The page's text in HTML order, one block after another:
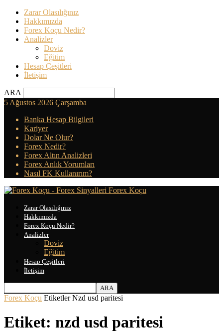
Zarar Olasılığınız
Hakkımızda
Forex Koçu Nedir?
Analizler
Doviz
Eğitim
Hesap Çeşitleri
İletişim
ARA
5 Ağustos 2026 Çarşamba
Banka Hesap Bilgileri
Kariyer
Dolar Ne Olur?
Forex Nedir?
Forex Altın Analizleri
Forex Anlık Yorumları
Nasıl FK Kullanırım?
Forex Koçu
Zarar Olasılığınız
Hakkımızda
Forex Koçu Nedir?
Analizler
Doviz
Eğitim
Hesap Çeşitleri
İletişim
Forex Koçu Etiketler Nzd usd paritesi
Etiket: nzd usd paritesi